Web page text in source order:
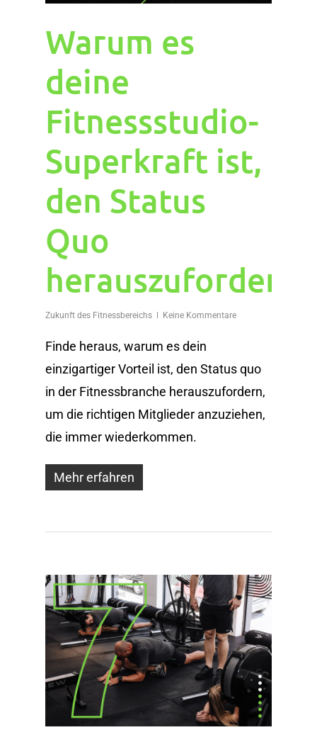
Warum es
deine
Fitnessstudio-
Superkraft ist,
den Status
Quo
herauszufordern
Zukunft des Fitnessbereichs Keine Kommentare
Finde heraus, warum es dein
einzigartiger Vorteil ist, den Status quo
in der Fitnessbranche herauszufordern,
um die richtigen Mitglieder anzuziehen,
die immer wiederkommen.
Mehr erfahren